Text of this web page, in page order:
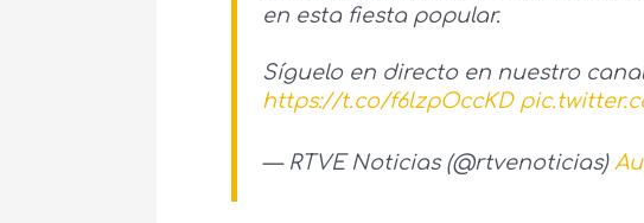
en esta fiesta popular.
Síguelo en directo en nuestro
https://t.co/f6lzpOccKD
— RTVE Noticias (@rtvenoticias)